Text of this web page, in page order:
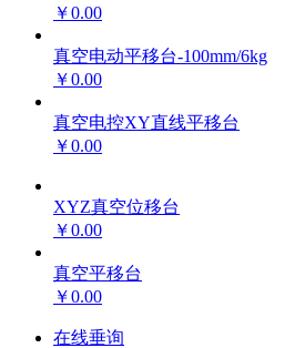
￥0.00
真空电动平移台-100mm/6kg
￥0.00
真空电控XY直线平移台
￥0.00
XYZ真空位移台
￥0.00
真空平移台
￥0.00
在线垂询